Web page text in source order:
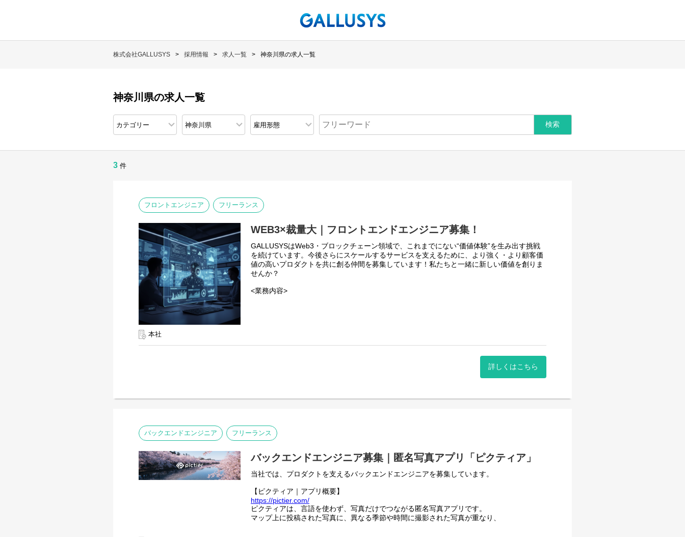
株式会社GALLUSYS 採用情報 求人一覧 神奈川県の求人一覧
神奈川県の求人一覧
3 件
フロントエンジニア フリーランス
WEB3×裁量大｜フロントエンドエンジニア募集！
GALLUSYSはWeb3・ブロックチェーン領域で、これまでにない“価値体験”を生み出す挑戦
を続けています。今後さらにスケールするサービスを支えるために、より強く・より顧客価
値の高いプロダクトを共に創る仲間を募集しています！私たちと一緒に新しい価値を創りま
せんか？
<業務内容>
・ユーザーが安心・安全に利用できる、直感的で効率的なUI/UXの設計・改善。
本社
詳しくはこちら
バックエンドエンジニア フリーランス
バックエンドエンジニア募集｜匿名写真アプリ「ピクティア」
当社では、プロダクトを支えるバックエンドエンジニアを募集しています。
【ピクティア｜アプリ概要】
https://pictier.com/
ピクティアは、言語を使わず、写真だけでつながる匿名写真アプリです。
マップ上に投稿された写真に、異なる季節や時間に撮影された写真が重なり、